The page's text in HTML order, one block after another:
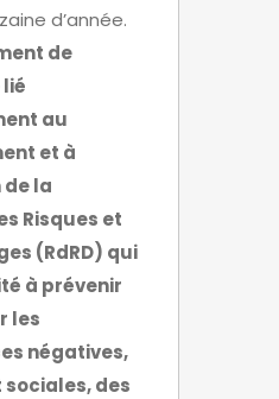
d’année.
de
au
et à
la
Risques et
(RdRD) qui
à prévenir
les
négatives,
des